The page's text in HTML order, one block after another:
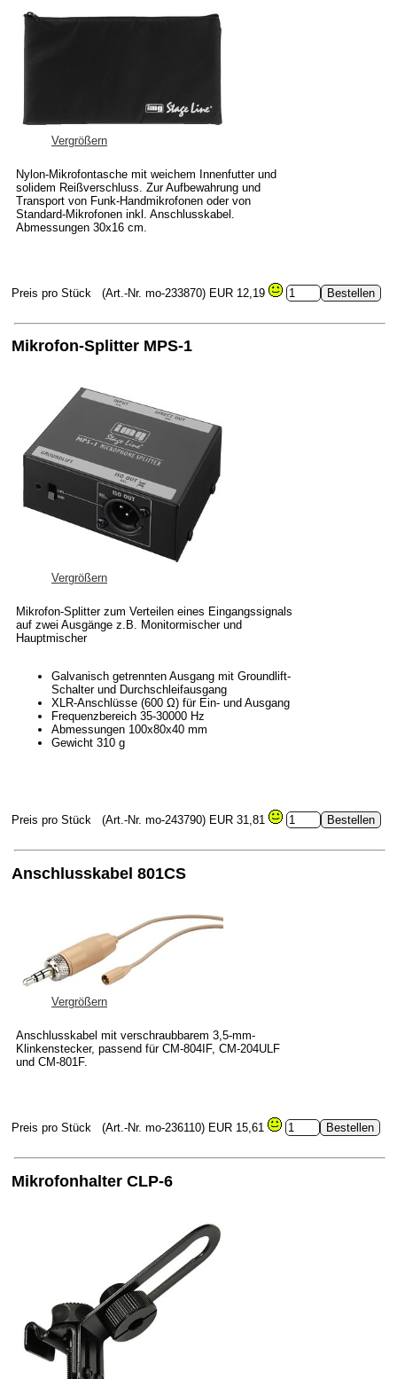
Vergrößern
Nylon-Mikrofontasche mit weichem Innenfutter und
solidem Reißverschluss. Zur Aufbewahrung und
Transport von Funk-Handmikrofonen oder von
Standard-Mikrofonen inkl. Anschlusskabel.
Abmessungen 30x16 cm.
Preis pro Stück (Art.-Nr. mo-233870) EUR 12,19
Mikrofon-Splitter MPS-1
Vergrößern
Mikrofon-Splitter zum Verteilen eines Eingangssignals
auf zwei Ausgänge z.B. Monitormischer und
Hauptmischer
Galvanisch getrennten Ausgang mit Groundlift-
Schalter und Durchschleifausgang
XLR-Anschlüsse (600 Ω) für Ein- und Ausgang
Frequenzbereich 35-30000 Hz
Abmessungen 100x80x40 mm
Gewicht 310 g
Preis pro Stück (Art.-Nr. mo-243790) EUR 31,81
Anschlusskabel 801CS
Vergrößern
Anschlusskabel mit verschraubbarem 3,5-mm-
Klinkenstecker, passend für CM-804IF, CM-204ULF
und CM-801F.
Preis pro Stück (Art.-Nr. mo-236110) EUR 15,61
Mikrofonhalter CLP-6